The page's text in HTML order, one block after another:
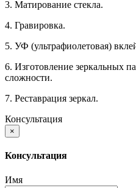
3. Матирование стекла.
4. Гравировка.
5. УФ (ультрафиолетовая)
6. Изготовление зеркальных
сложности.
7. Реставрация зеркал.
Консультация
×
Консультация
Имя